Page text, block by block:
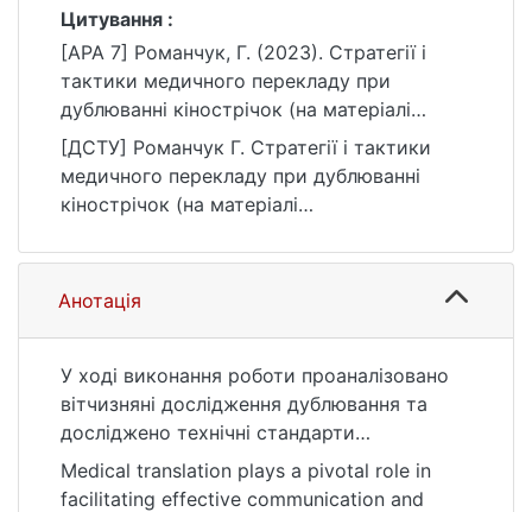
Цитування :
[APA 7] Романчук, Г. (2023). Стратегії і
тактики медичного перекладу при
дублюванні кінострічок (на матеріалі
українськомовного перекладу телесеріалу
«Добрий лікар») [Магістерська робота,
Київський національний університет імені
Тараса Шевченка]. eKNUTSHIR.
https://ir.library.knu.ua/handle/123456789/56
[ДСТУ] Романчук Г. Стратегії і тактики
медичного перекладу при дублюванні
кінострічок (на матеріалі
«Добрий лікар») : кваліфікаційна робота
магістра : 03 Гуманітарні науки. Київ, 2023.
88 с. URL:
12 (дата звернення: 25.07.2026).
Анотація
У ході виконання роботи проаналізовано
вітчизняні дослідження дублювання та
досліджено технічні стандарти
дублювання на прикладі телесеріалу
«Добрий лікар» . Виділено специфіку
Medical translation plays a pivotal role in
facilitating effective communication and